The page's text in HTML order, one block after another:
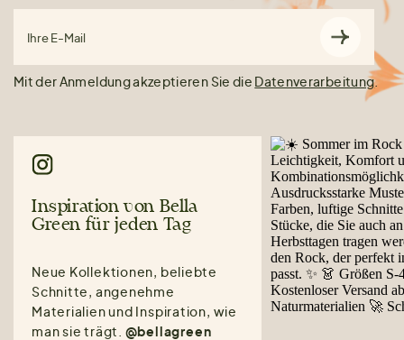
Ihre E-Mail
Mit der Anmeldung akzeptieren Sie die Datenverarbeitung.
Inspiration von Bella
Green für jeden Tag
Neue Kollektionen, beliebte
Schnitte, angenehme
Materialien und Inspiration, wie
man sie trägt. @bellagreen